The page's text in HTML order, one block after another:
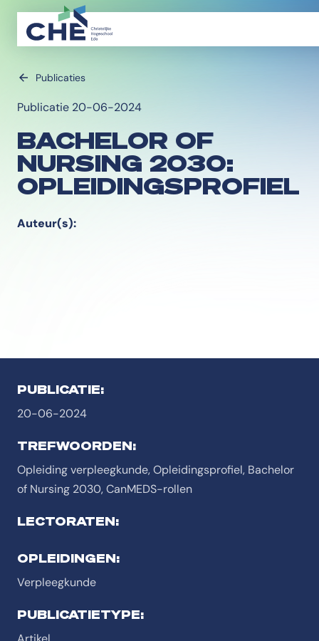
Publicaties
Publicatie 20-06-2024
BACHELOR OF
NURSING 2030:
OPLEIDINGSPROFIEL
Auteur(s):
PUBLICATIE:
20-06-2024
TREFWOORDEN:
Opleiding verpleegkunde, Opleidingsprofiel, Bachelor
of Nursing 2030, CanMEDS-rollen
LECTORATEN:
OPLEIDINGEN:
Verpleegkunde
PUBLICATIETYPE: